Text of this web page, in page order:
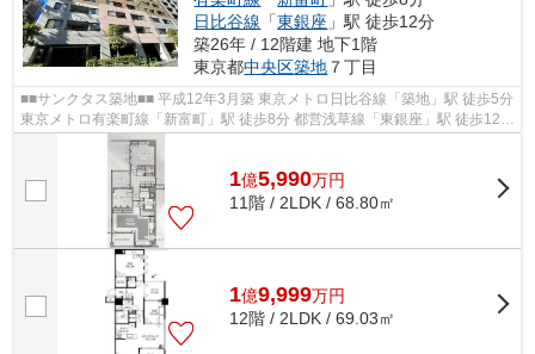
日比谷線 「東銀座 」駅 徒歩12分
築26年 / 12階建 地下1階
東京都中央区築地 ７丁目
■■サンクタス築地■■ 平成12年3月築 東京メトロ日比谷線「築地」駅 徒歩5分
東京メトロ有楽町線「新富町」駅 徒歩8分 都営浅草線「東銀座」駅 徒歩12分
【ペット飼育】可（体長50 c...
1億5,990万円
11階 / 2LDK / 68.80㎡
1億9,999万円
12階 / 2LDK / 69.03㎡